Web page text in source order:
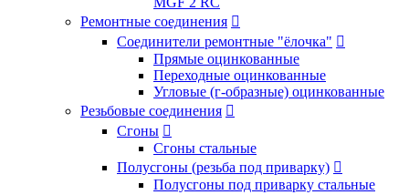
Ремонтные соединения 
Соединители ремонтные "ёлочка" 
Прямые оцинкованные
Переходные оцинкованные
Угловые (г-образные) оцинкованные
Резьбовые соединения 
Сгоны 
Сгоны стальные
Полусгоны (резьба под приварку) 
Полусгоны под приварку стальные